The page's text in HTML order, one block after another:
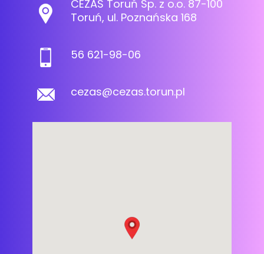
CEZAS Toruń Sp. z o.o. 87-100
Toruń, ul. Poznańska 168
56 621-98-06
cezas@cezas.torun.pl